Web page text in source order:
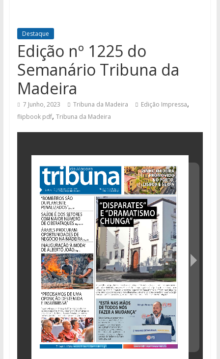
Destaque
Edição nº 1225 do
Semanário Tribuna da
Madeira
7 Junho, 2023 Tribuna da Madeira Edição Impressa,
flipbook pdf, Tribuna da Madeira